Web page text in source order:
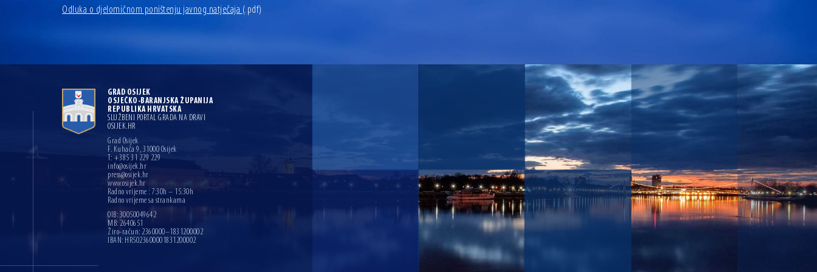
Odluka o djelomičnom poništenju javnog natječaja (.pdf)
GRAD OSIJEK
OSJEČKO-BARANJSKA ŽUPANIJA
REPUBLIKA HRVATSKA
SLUŽBENI PORTAL GRADA NA DRAVI
OSIJEK.HR
Grad Osijek
F. Kuhača 9, 31000 Osijek
T: +385 31 229 229
info@osijek.hr
press@osijek.hr
www.osijek.hr
Radno vrijeme : 7:30h – 15:30h
Radno vrijeme sa strankama
OIB: 30050049642
MB: 2640651
Žiro-račun: 2360000–1831200002
IBAN: HR5023600001831200002